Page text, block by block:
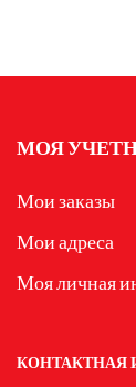
МОЯ
Мои заказы
Мои адреса
Моя личная